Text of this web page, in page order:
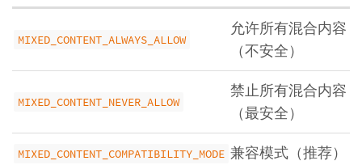
MIXED_CONTENT_ALWAYS_ALLOW
允许所有混合内容
（不安全）
MIXED_CONTENT_NEVER_ALLOW
禁止所有混合内容
（最安全）
MIXED_CONTENT_COMPATIBILITY_MODE 兼容模式（推荐）